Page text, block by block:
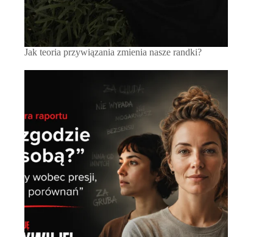
Jak teoria przywiązania zmienia nasze randki?